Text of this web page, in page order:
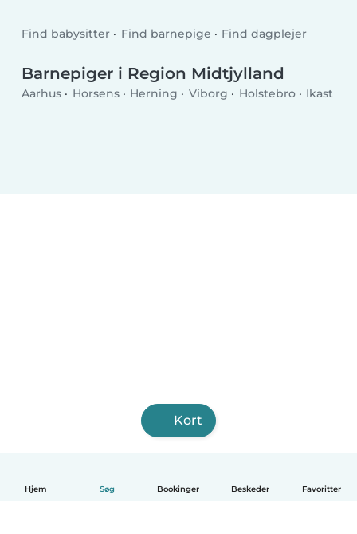
Hjem Søg Bookinger Beskeder Favoritter
Find babysitter Find barnepige Find dagplejer
Barnepiger i Region Midtjylland
Aarhus Horsens Herning Viborg Holstebro Ikast
Kort